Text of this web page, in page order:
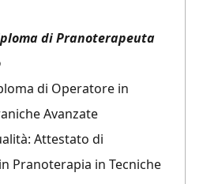
di Pranoterapeuta
di Operatore in
Avanzate
Attestato di
Pranoterapia in Tecniche